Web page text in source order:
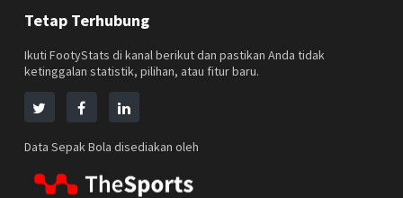
Tetap Terhubung
Ikuti FootyStats di kanal berikut dan pastikan Anda tidak
ketinggalan statistik, pilihan, atau fitur baru.
Data Sepak Bola disediakan oleh